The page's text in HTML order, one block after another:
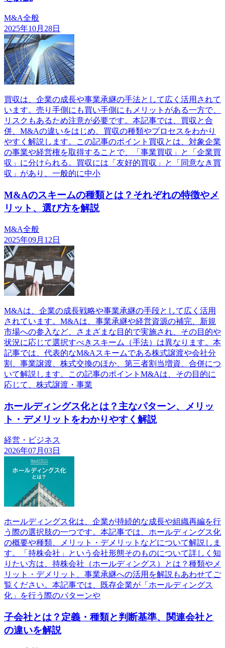
M&A全般
2025年10月28日
買収は、企業の成長や事業承継の手法として広く活用されて
います。売り手側にも買い手側にもメリットがある一方で、
リスクもあるため注意が必要です。本記事では、買収と合
併、M&Aの違いをはじめ、買収の種類やプロセスをわかり
やすく解説します。この記事のポイント買収とは、対象企業
の事業や経営権を取得することで、「事業買収」と「企業買
収」に分けられる。買収には「友好的買収」と「同意なき買
収」があり、一般的に中小
M&Aのスキームの種類とは？それぞれの特徴やメ
リット、選び方を解説
M&A全般
2025年09月12日
M&Aは、企業の成長戦略や事業承継の手段として広く活用
されています。M&Aは、事業承継や経営資源の補完、新規
市場への参入など、さまざまな目的で実施され、その目的や
状況に応じて選択すべきスキーム（手法）は異なります。本
記事では、代表的なM&Aスキームである株式譲渡や会社分
割、事業譲渡、株式交換のほか、第三者割当増資、合併につ
いて解説します。この記事のポイントM&Aは、その目的に
応じて、株式譲渡・事業
ホールディングス化とは？主なパターン、メリッ
ト・デメリットをわかりやすく解説
経営・ビジネス
2026年07月03日
ホールディングス化は、企業が持続的な成長や組織再編を行
う際の選択肢の一つです。本記事では、ホールディングス化
の概要や種類、メリット・デメリットなどについて解説しま
す。「持株会社」という会社形態そのものについて詳しく知
りたい方は、持株会社（ホールディングス）とは？種類やメ
リット・デメリット、事業承継への活用を解説もあわせてご
覧ください。本記事では、既存企業が「ホールディングス
化」を行う際のパターンや
子会社とは？定義・種類と判断基準、関連会社と
の違いを解説